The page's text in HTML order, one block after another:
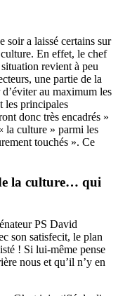
soir a laissé certains sur
En effet, le chef
revient à peu
une partie de la
au maximum les
les principales
donc très encadrés »
la culture » parmi les
touchés ». Ce
la culture… qui
PS David
son satisfecit, le plan
! Si lui-même pense
nous et qu’il n’y en